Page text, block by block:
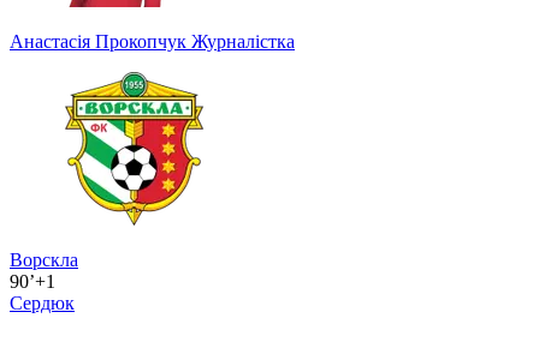
Анастасія Прокопчук Журналістка
Ворскла
90’+1
Сердюк